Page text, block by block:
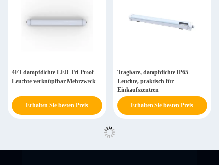
4FT dampfdichte LED-Tri-Proof-
Leuchte verknüpfbar Mehrzweck
Erhalten Sie besten Preis
Tragbare, dampfdichte IP65-
Leuchte, praktisch für
Einkaufszentren
Erhalten Sie besten Preis